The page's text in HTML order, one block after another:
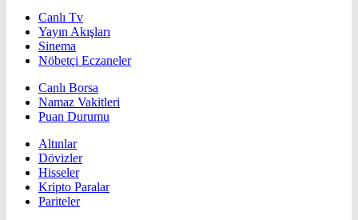
Canlı Tv
Yayın Akışları
Sinema
Nöbetçi Eczaneler
Canlı Borsa
Namaz Vakitleri
Puan Durumu
Altınlar
Dövizler
Hisseler
Kripto Paralar
Pariteler